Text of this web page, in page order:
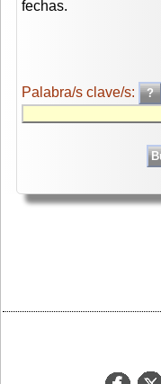
fechas.
Palabra/s clave/s: